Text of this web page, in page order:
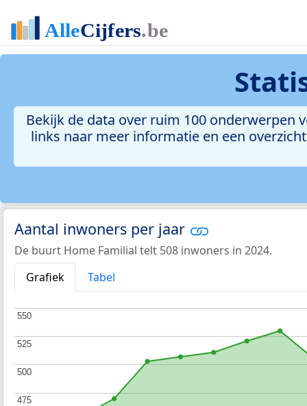
Bekijk de data over ruim 100 onderwerpen
links naar meer informatie en een
Aantal inwoners per jaar
De buurt Home Familial telt 508 inwoners in 2024.
Grafiek
Tabel
475
475
500
500
525
525
550
550